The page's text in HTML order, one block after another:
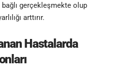
gerçekleşmekte olup
arttırır.
Hastalarda